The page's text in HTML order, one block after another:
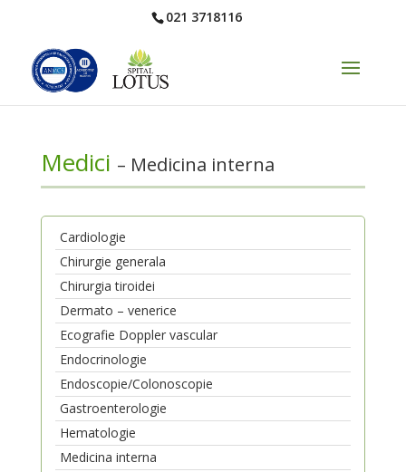
021 3718116
Medici – Medicina interna
Cardiologie
Chirurgie generala
Chirurgia tiroidei
Dermato – venerice
Ecografie Doppler vascular
Endocrinologie
Endoscopie/Colonoscopie
Gastroenterologie
Hematologie
Medicina interna